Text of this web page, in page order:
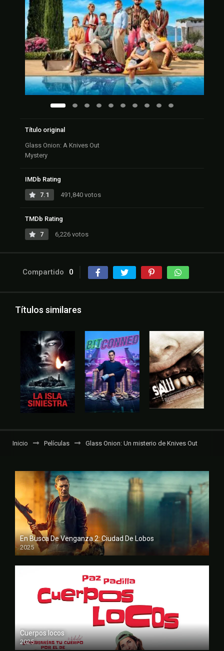
Título original
Glass Onion: A Knives Out
Mystery
IMDb Rating
7.1 491,840 votos
TMDb Rating
7 6,226 votos
Compartido 0
Títulos similares
Inicio Películas Glass Onion: Un misterio de Knives Out
En Busca De Venganza 2: Ciudad De Lobos
2025
FULL HD
Cuerpos locos
2025
FULL HD